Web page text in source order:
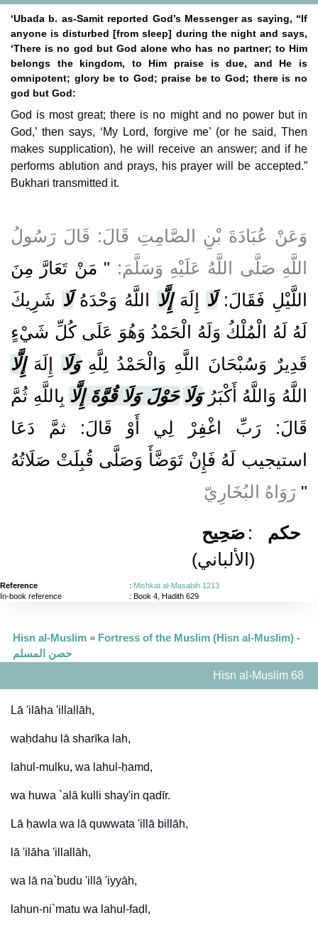
‘Ubada b. as-Samit reported God’s Messenger as saying, “If
anyone is disturbed [from sleep] during the night and says,
‘There is no god but God alone who has no partner; to Him
belongs the kingdom, to Him praise is due, and He is
omnipotent; glory be to God; praise be to God; there is no
god but God:
God is most great; there is no might and no power but in
God,’ then says, ‘My Lord, forgive me’ (or he said, Then
makes supplication), he will receive an answer; and if he
performs ablution and prays, his prayer will be accepted.”
Bukhari transmitted it.
وَعَنْ عُبَادَةَ بْنِ الصَّامِتِ قَالَ: قَالَ رَسُولُ
اللَّهِ صَلَّى اللَّهُ عَلَيْهِ وَسَلَّمَ: " مَنْ تَعَارَّ مِنَ
اللَّيْلِ فَقَالَ:لَا إِلَهَإِلَّا اللَّهُ وَحْدَهُلَا شَرِيكَ
لَهُ لَهُ الْمُلْكُ وَلَهُ الْحَمْدُ وَهُوَ عَلَى كُلِّ شَيْءٍ
قَدِيرٌ وَسُبْحَانَ اللَّهِ وَالْحَمْدُ لِلَّهِوَلَا إِلَهَإِلَّا
اللَّهُ وَاللَّهُ أَكْبَرُوَلَا حَوْلَ وَلَا قُوَّةَ إِلَّا بِاللَّهِ ثُمَّ
قَالَ: رَبِّ اغْفِرْ لِي أَوْ قَالَ: ثمَّ دَعَا
استيجيب لَهُ فَإِنْ تَوَضَّأَ وَصَلَّى قُبِلَتْ صَلَاتُهُ
" رَوَاهُ البُخَارِيّ
صَحِيح
(الألباني)
حكم :
Reference : Mishkat al-Masabih 1213
In-book reference
: Book 4, Hadith 629
Hisn al-Muslim » Fortress of the Muslim (Hisn al-Muslim) -
حصن المسلم
Hisn al-Muslim 68
Lā 'ilāha 'illallāh,
waḥdahu lā sharīka lah,
lahul-mulku, wa lahul-ḥamd,
wa huwa `alā kulli shay'in qadīr.
Lā ḥawla wa lā quwwata 'illā billāh,
lā 'ilāha 'illallāh,
wa lā na`budu 'illā 'iyyāh,
lahun-ni`matu wa lahul-faḍl,